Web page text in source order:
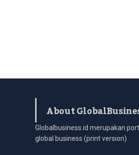
About
Globalbusiness.id merupakan
global business (print version)